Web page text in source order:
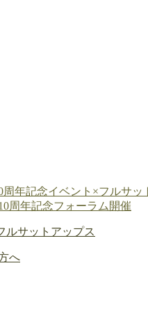
周年記念イベント×フルサ
周年記念フォーラム開催